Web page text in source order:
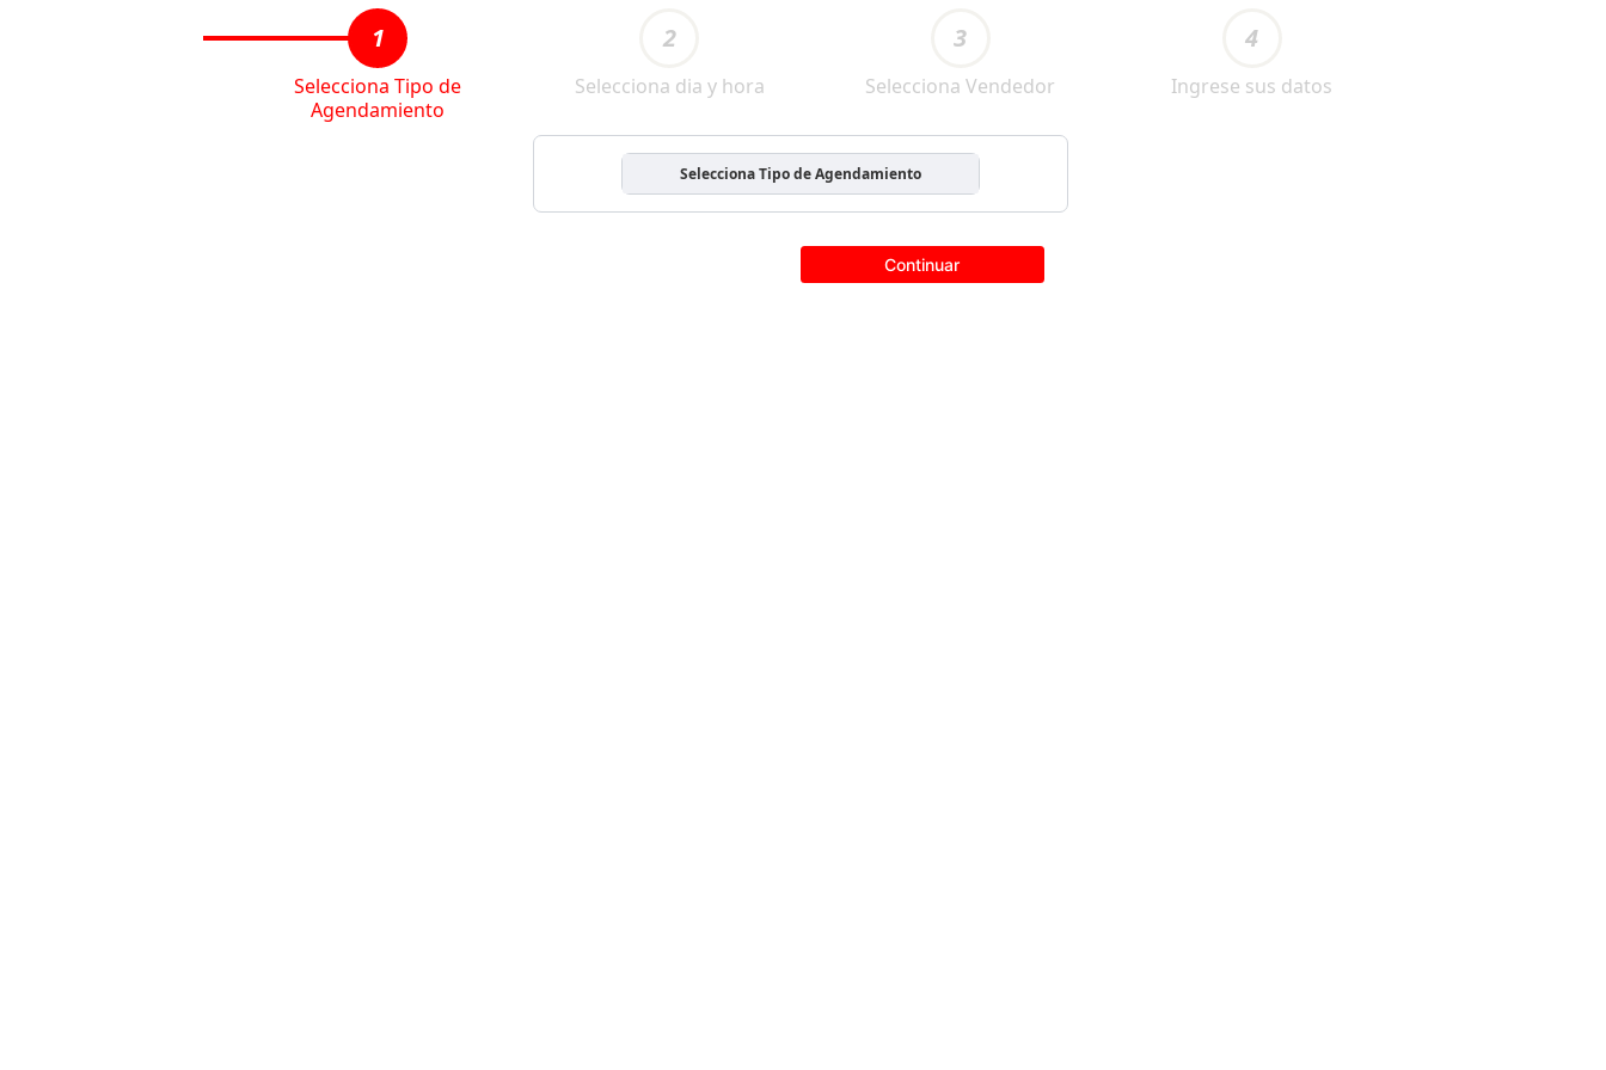
1
Selecciona Tipo de
Agendamiento
2
Selecciona dia y hora
3
Selecciona Vendedor
4
Ingrese sus datos
Selecciona Tipo de Agendamiento
Continuar